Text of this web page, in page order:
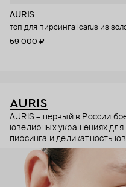
AURIS
топ для пирсинга icarus из
59 000 ₽
AURIS
AURIS – первый в России
ювелирных украшениях для
пирсинга и деликатность
украшения ручной работы.
как профессиональные
безопасность и
стилисты (благодаря им